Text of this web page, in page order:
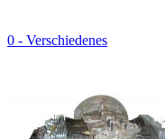
0 - Verschiedenes